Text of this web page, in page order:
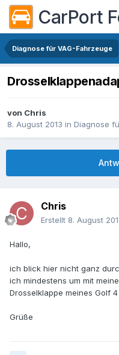
CarPort
Diagnose für VAG-Fahrzeuge
von Chris
8. August 2013 in Diagnose
Chris
Erstellt 8. August
Hallo,
ich blick hier nicht ganz
ich mindestens um mit
Drosselklappe meines Golf
Grüße